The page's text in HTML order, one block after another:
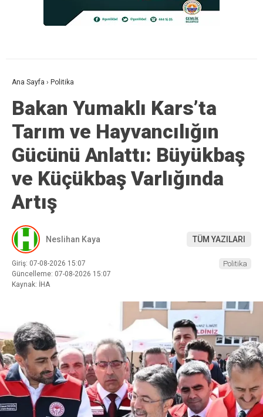
Ana Sayfa › Politika
Bakan Yumaklı Kars’ta
Tarım ve Hayvancılığın
Gücünü Anlattı: Büyükbaş
ve Küçükbaş Varlığında
Artış
Neslihan Kaya TÜM YAZILARI
Giriş: 07-08-2026 15:07
Güncelleme: 07-08-2026 15:07
Kaynak: İHA
Politika